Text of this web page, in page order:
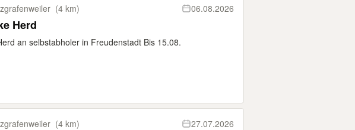
(4 km) 06.08.2026
Herd
an selbstabholer in Freudenstadt Bis 15.08.
(4 km) 27.07.2026